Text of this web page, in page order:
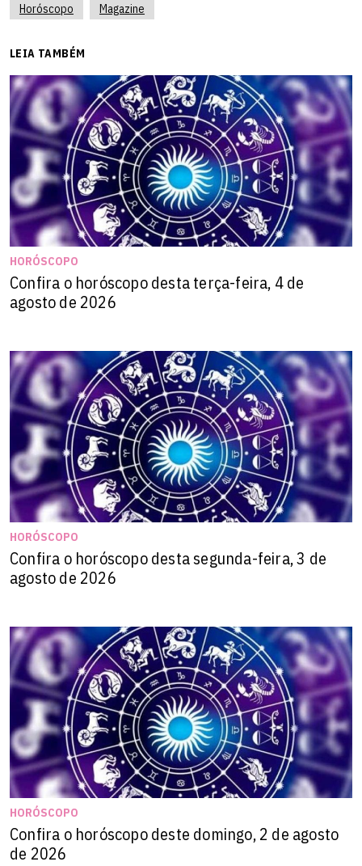
Horóscopo Magazine
LEIA TAMBÉM
HORÓSCOPO
Confira o horóscopo desta terça-feira, 4 de
agosto de 2026
HORÓSCOPO
Confira o horóscopo desta segunda-feira, 3 de
agosto de 2026
HORÓSCOPO
Confira o horóscopo deste domingo, 2 de agosto
de 2026